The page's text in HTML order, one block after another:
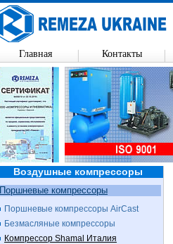
Воздушные компрессоры
Поршневые компрессоры
Поршневые компрессоры AirCast
Безмасляные компрессоры
Компрессор Shamal Италия
Главная Контакты